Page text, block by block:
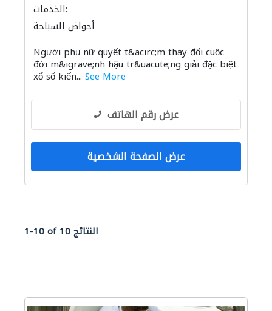
الخدمات:
أحواض السباحة
Người phụ nữ quyết t&acirc;m thay đổi cuộc
đời m&igrave;nh hậu tr&uacute;ng giải đặc biệt
xổ số kiến... See More
عرض رقم الهاتف
عرض الصفحة الشخصية
1-10 of 10 النتائج